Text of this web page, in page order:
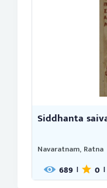
Siddhanta
Navaratnam, Ratna
689 | 0 |